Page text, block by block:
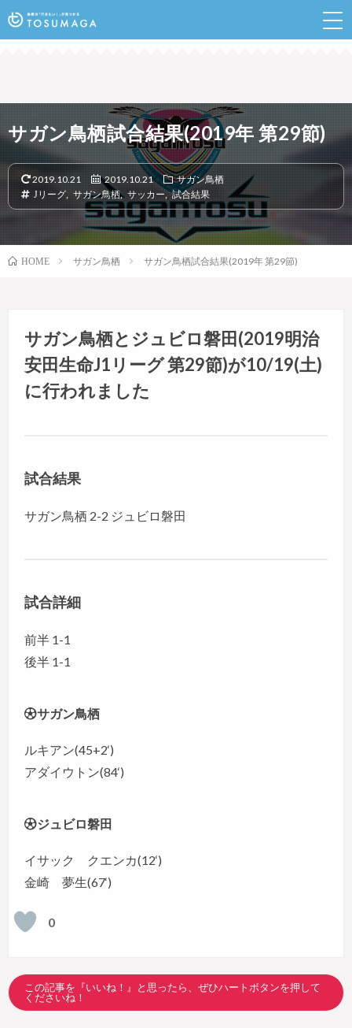
サガン鳥栖試合結果(2019年 第29節)
2019.10.21 2019.10.21
サガン鳥栖
Jリーグ
サガン鳥栖, サッカー ,試合結果
HOME サガン鳥栖 サガン鳥栖試合結果(2019年 第29節)
サガン鳥栖とジュビロ磐田(2019明治
安田生命J1リーグ 第29節)が10/19(土)
に行われました
試合結果
サガン鳥栖 2-2 ジュビロ磐田
試合詳細
前半 1-1
後半 1-1
サガン鳥栖
ルキアン(45+2‘)
アダイウトン(84‘)
ジュビロ磐田
イサック クエンカ(12‘)
金崎 夢生(67‘)
0
この記事を『いいね！』と思ったら、ぜひハートボタンを押して
くださいね！